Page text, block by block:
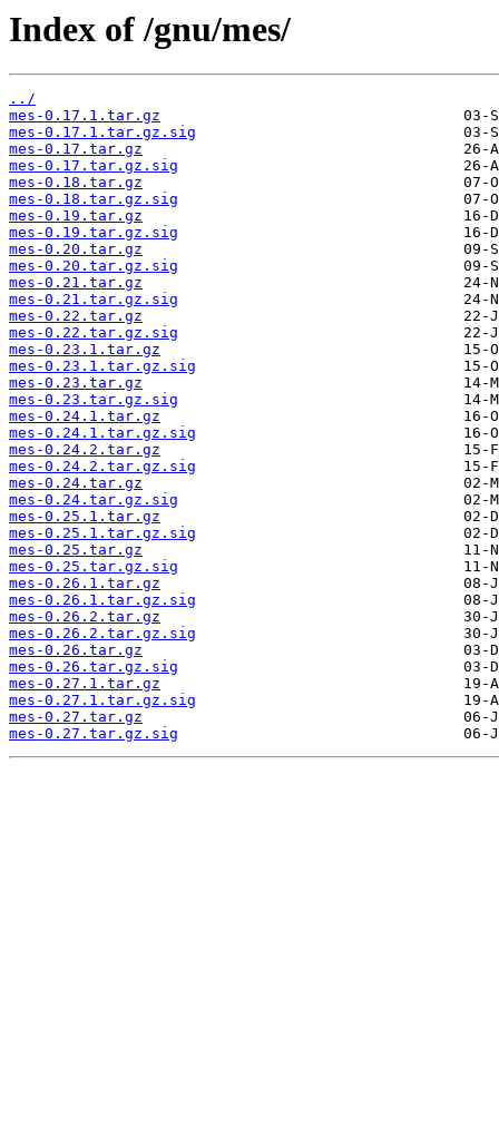
Index of /gnu/mes/
../
mes-0.17.1.tar.gz
mes-0.17.1.tar.gz.sig
mes-0.17.tar.gz
mes-0.17.tar.gz.sig
mes-0.18.tar.gz
mes-0.18.tar.gz.sig
mes-0.19.tar.gz
mes-0.19.tar.gz.sig
mes-0.20.tar.gz
mes-0.20.tar.gz.sig
mes-0.21.tar.gz
mes-0.21.tar.gz.sig
mes-0.22.tar.gz
mes-0.22.tar.gz.sig
mes-0.23.1.tar.gz
mes-0.23.1.tar.gz.sig
mes-0.23.tar.gz
mes-0.23.tar.gz.sig
mes-0.24.1.tar.gz
mes-0.24.1.tar.gz.sig
mes-0.24.2.tar.gz
mes-0.24.2.tar.gz.sig
mes-0.24.tar.gz
mes-0.24.tar.gz.sig
mes-0.25.1.tar.gz
mes-0.25.1.tar.gz.sig
mes-0.25.tar.gz
mes-0.25.tar.gz.sig
mes-0.26.1.tar.gz
mes-0.26.1.tar.gz.sig
mes-0.26.2.tar.gz
mes-0.26.2.tar.gz.sig
mes-0.26.tar.gz
mes-0.26.tar.gz.sig
mes-0.27.1.tar.gz
mes-0.27.1.tar.gz.sig
mes-0.27.tar.gz
mes-0.27.tar.gz.sig